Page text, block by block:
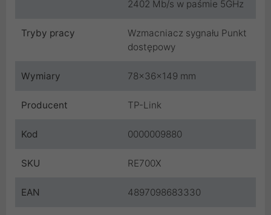
2402 Mb/s w paśmie 5GHz
Tryby pracy
Wzmacniacz sygnału Punkt
dostępowy
Wymiary 78x36x149 mm
Producent TP-Link
Kod 0000009880
SKU RE700X
EAN 4897098683330